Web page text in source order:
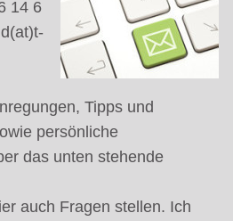
14 6
Tipps und
persönliche
das unten stehende
auch Fragen stellen. Ich